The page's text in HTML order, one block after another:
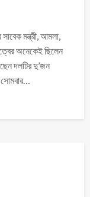
মন্ত্রী, আমলা,
অনেকেই ছিলেন
দলটির দু’জন
সোমবার…